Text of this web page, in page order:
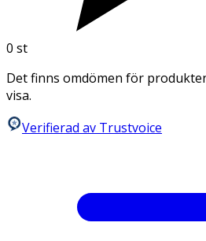
0 st
Det finns omdömen för
visa.
Verifierad av Trustvoice